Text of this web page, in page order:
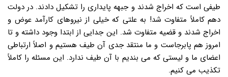
طیفی است که اخراج شدند و جبهه پایداری را تشکیل دادند. در دولت
دهم کاملاً متفاوت شد! به علتی که خیلی از نیروهای کارآمد عوض و
اخراج شدند و قضیه متفاوت شد. این جدایی از ابتدا وجود داشته و تا
امروز هم پابرجاست و ما منتقد جدی آن طیف هستیم و اصلاً ارتباطی
اعضای ما و لیستی که می بندیم با آن طیف ندارد. این مسئله را کاملاً
تکذیب می کنیم.